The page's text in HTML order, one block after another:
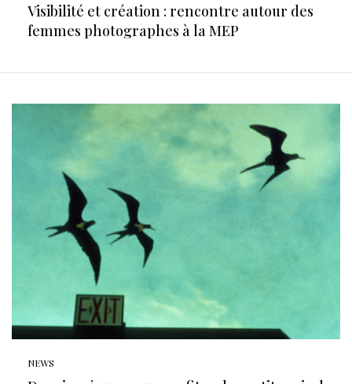
Visibilité et création : rencontre autour des
femmes photographes à la MEP
NEWS